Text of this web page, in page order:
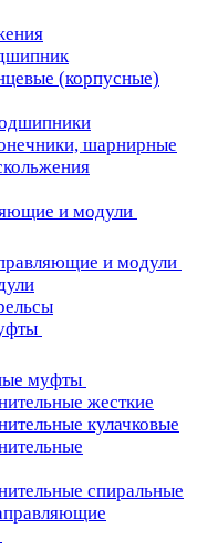
(корпусные)
шарнирные
и модули
и модули
муфты
жесткие
кулачковые
спиральные